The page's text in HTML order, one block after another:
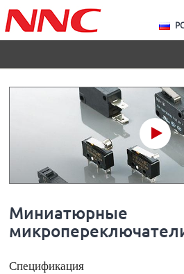
Миниатюрные
Спецификация